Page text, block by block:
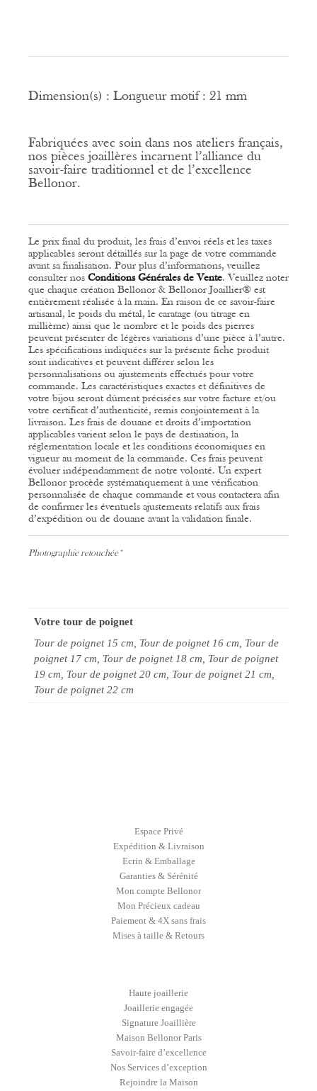
Dimension(s) : Longueur motif : 21 mm
Fabriquées avec soin dans nos ateliers français,
nos pièces joaillères incarnent l’alliance du
savoir-faire traditionnel et de l’excellence
Bellonor.
Le prix final du produit, les frais d’envoi réels et les taxes
applicables seront détaillés sur la page de votre commande
avant sa finalisation. Pour plus d’informations, veuillez
consulter nos Conditions Générales de Vente. Veuillez noter
que chaque création Bellonor & Bellonor Joaillier® est
entièrement réalisée à la main. En raison de ce savoir-faire
artisanal, le poids du métal, le caratage (ou titrage en
millième) ainsi que le nombre et le poids des pierres
peuvent présenter de légères variations d’une pièce à l’autre.
Les spécifications indiquées sur la présente fiche produit
sont indicatives et peuvent différer selon les
personnalisations ou ajustements effectués pour votre
commande. Les caractéristiques exactes et définitives de
votre bijou seront dûment précisées sur votre facture et/ou
votre certificat d’authenticité, remis conjointement à la
livraison. Les frais de douane et droits d’importation
applicables varient selon le pays de destination, la
réglementation locale et les conditions économiques en
vigueur au moment de la commande. Ces frais peuvent
évoluer indépendamment de notre volonté. Un expert
Bellonor procède systématiquement à une vérification
personnalisée de chaque commande et vous contactera afin
de confirmer les éventuels ajustements relatifs aux frais
d’expédition ou de douane avant la validation finale.
Photographie retouchée*
Votre tour de poignet
Tour de poignet 15 cm, Tour de poignet 16 cm, Tour de
poignet 17 cm, Tour de poignet 18 cm, Tour de poignet
19 cm, Tour de poignet 20 cm, Tour de poignet 21 cm,
Tour de poignet 22 cm
Espace Privé
Expédition & Livraison
Ecrin & Emballage
Garanties & Sérénité
Mon compte Bellonor
Mon Précieux cadeau
Paiement & 4X sans frais
Mises à taille & Retours
Haute joaillerie
Joaillerie engagée
Signature Joaillière
Maison Bellonor Paris
Savoir-faire d’excellence
Nos Services d’exception
Rejoindre la Maison